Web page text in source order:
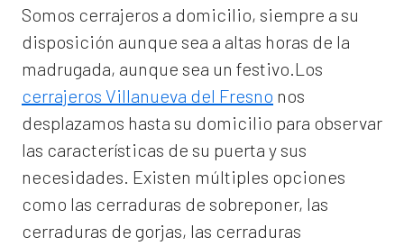
Somos cerrajeros a domicilio, siempre a su
disposición aunque sea a altas horas de la
madrugada, aunque sea un festivo.Los
cerrajeros Villanueva del Fresno nos
desplazamos hasta su domicilio para observar
las características de su puerta y sus
necesidades. Existen múltiples opciones
como las cerraduras de sobreponer, las
cerraduras de gorjas, las cerraduras